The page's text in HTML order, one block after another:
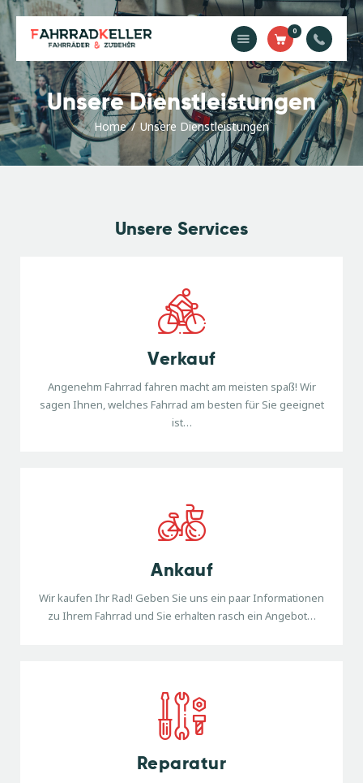
0
Unsere Dienstleistungen
Home Unsere Dienstleistungen
Home
Unsere
Dienstleistungen
Shop
Unsere Services
Verkauf
Angenehm Fahrrad fahren macht am meisten spaß! Wir
sagen Ihnen, welches Fahrrad am besten für Sie geeignet
ist…
Ankauf
Wir kaufen Ihr Rad! Geben Sie uns ein paar Informationen
zu Ihrem Fahrrad und Sie erhalten rasch ein Angebot…
Reparatur